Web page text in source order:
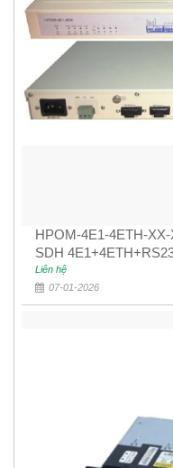
HPOM-4E1-4ETH-
SDH
Liên hệ
07-01-2026